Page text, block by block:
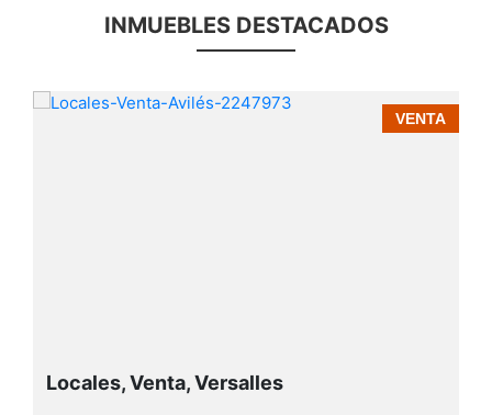
INMUEBLES DESTACADOS
VENTA
Locales, Venta, Versalles